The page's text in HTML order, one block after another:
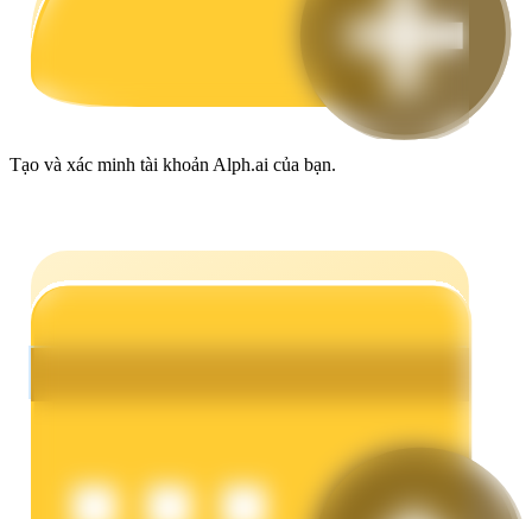
Chiến lược giao dịch
Tạo và xác minh tài khoản Alph.ai của bạn.